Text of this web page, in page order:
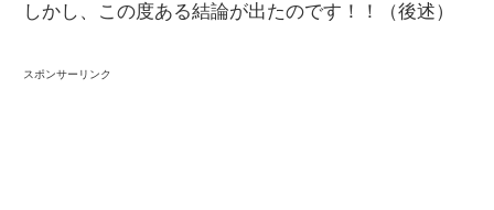
しかし、この度ある結論が出たのです！！（後述）
スポンサーリンク